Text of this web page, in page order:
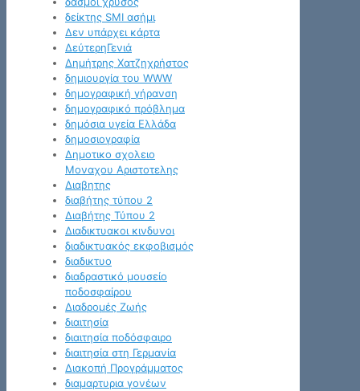
δείκτης SMI ασήμι
Δεν υπάρχει κάρτα
ΔεύτερηΓενιά
Δημήτρης Χατζηχρήστος
δημιουργία του WWW
δημογραφική γήρανση
δημογραφικό πρόβλημα
δημόσια υγεία Ελλάδα
δημοσιογραφία
Δημοτικο σχολειο
Μοναχου Αριστοτελης
Διαβητης
διαβήτης τύπου 2
Διαβήτης Τύπου 2
Διαδικτυακοι κινδυνοι
διαδικτυακός εκφοβισμός
διαδικτυο
διαδραστικό μουσείο
ποδοσφαίρου
Διαδρομές Ζωής
διαιτησία
διαιτησία ποδόσφαιρο
διαιτησία στη Γερμανία
Διακοπή Προγράμματος
διαμαρτυρια γονέων